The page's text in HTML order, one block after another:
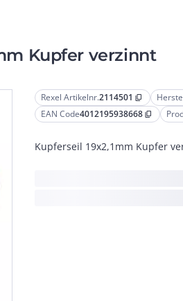
Kupfer verzinnt
Rexel Artikelnr.2114501 content_copy
EAN Code4012195938668 content_copy
Kupferseil 19x2,1mm Kupfer